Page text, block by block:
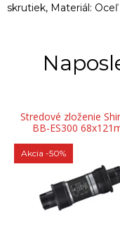
skrutiek, Materiál:
Stredové zloženie
BB-ES300
Akcia -50%